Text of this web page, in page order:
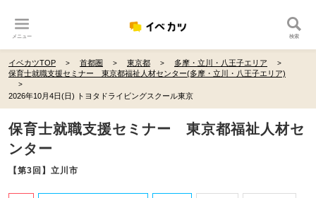
メニュー 検索
イベカツTOP 首都圏 東京都
多摩・立川・八王子エリア
保育士就職支援セミナー 東京都福祉人材センター(多摩・立川・八王子エリア)
2026年10月4日(日) トヨタドライビングスクール東京
保育士就職支援セミナー 東京都福祉人材セ
ンター
【第3回】立川市